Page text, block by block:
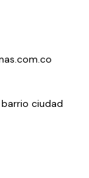
ciudad